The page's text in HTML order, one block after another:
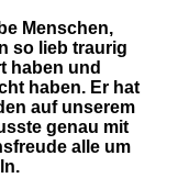
Menschen,
so lieb traurig
haben und
haben. Er hat
auf unserem
genau mit
alle um